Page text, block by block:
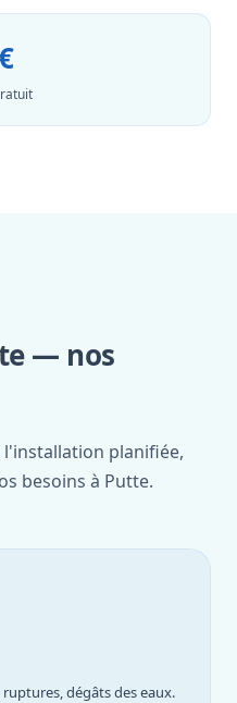
— nos
planifiée,
besoins à Putte.
dégâts des eaux.